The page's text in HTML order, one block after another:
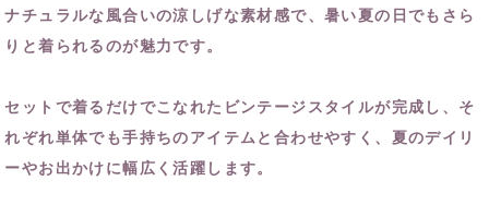
ナチュラルな風合いの涼しげな素材感で、暑い夏の日でもさら
りと着られるのが魅力です。
セットで着るだけでこなれたビンテージスタイルが完成し、そ
れぞれ単体でも手持ちのアイテムと合わせやすく、夏のデイリ
ーやお出かけに幅広く活躍します。